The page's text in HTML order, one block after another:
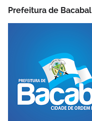
Prefeitura de Bacabal